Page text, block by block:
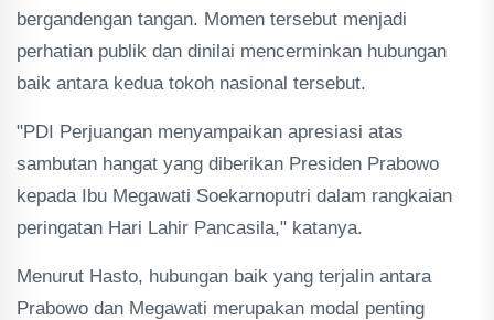
bergandengan tangan. Momen tersebut menjadi
perhatian publik dan dinilai mencerminkan hubungan
baik antara kedua tokoh nasional tersebut.
"PDI Perjuangan menyampaikan apresiasi atas
sambutan hangat yang diberikan Presiden Prabowo
kepada Ibu Megawati Soekarnoputri dalam rangkaian
peringatan Hari Lahir Pancasila," katanya.
Menurut Hasto, hubungan baik yang terjalin antara
Prabowo dan Megawati merupakan modal penting